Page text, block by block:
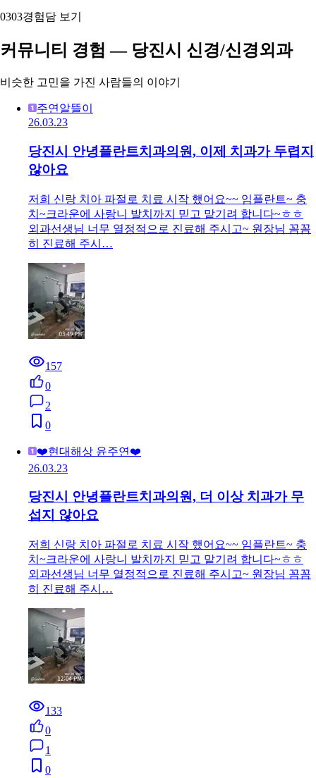
0303경험담 보기
커뮤니티 경험 — 당진시 신경/신경외과
비슷한 고민을 가진 사람들의 이야기
주연알뜰이
26.03.23
당진시 안녕플란트치과의원, 이제 치과가 두렵지
않아요
저희 신랑 치아 파절로 치료 시작 했어요~~ 임플란트~ 충
치~크라운에 사랑니 발치까지 믿고 맡기려 합니다~ㅎㅎ
외과선생님 너무 열정적으로 진료해 주시고~ 원장님 꼼꼼
히 진료해 주시…
157
0
2
0
❤️현대해상 윤주연❤️
26.03.23
당진시 안녕플란트치과의원, 더 이상 치과가 무
섭지 않아요
저희 신랑 치아 파절로 치료 시작 했어요~~ 임플란트~ 충
치~크라운에 사랑니 발치까지 믿고 맡기려 합니다~ㅎㅎ
외과선생님 너무 열정적으로 진료해 주시고~ 원장님 꼼꼼
히 진료해 주시…
133
0
1
0